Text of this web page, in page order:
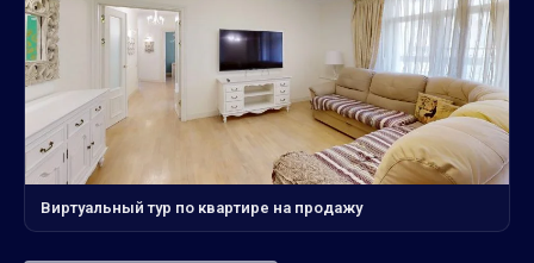
Виртуальный тур по квартире на продажу